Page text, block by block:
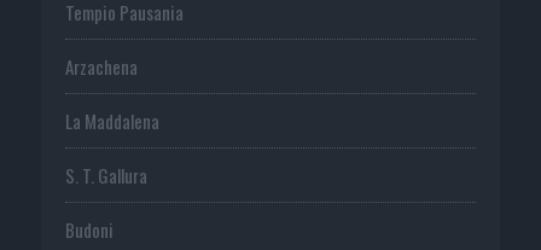
Tempio Pausania
Arzachena
La Maddalena
S. T. Gallura
Budoni